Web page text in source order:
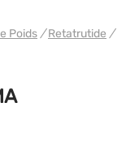
Poids / Retatrutide /